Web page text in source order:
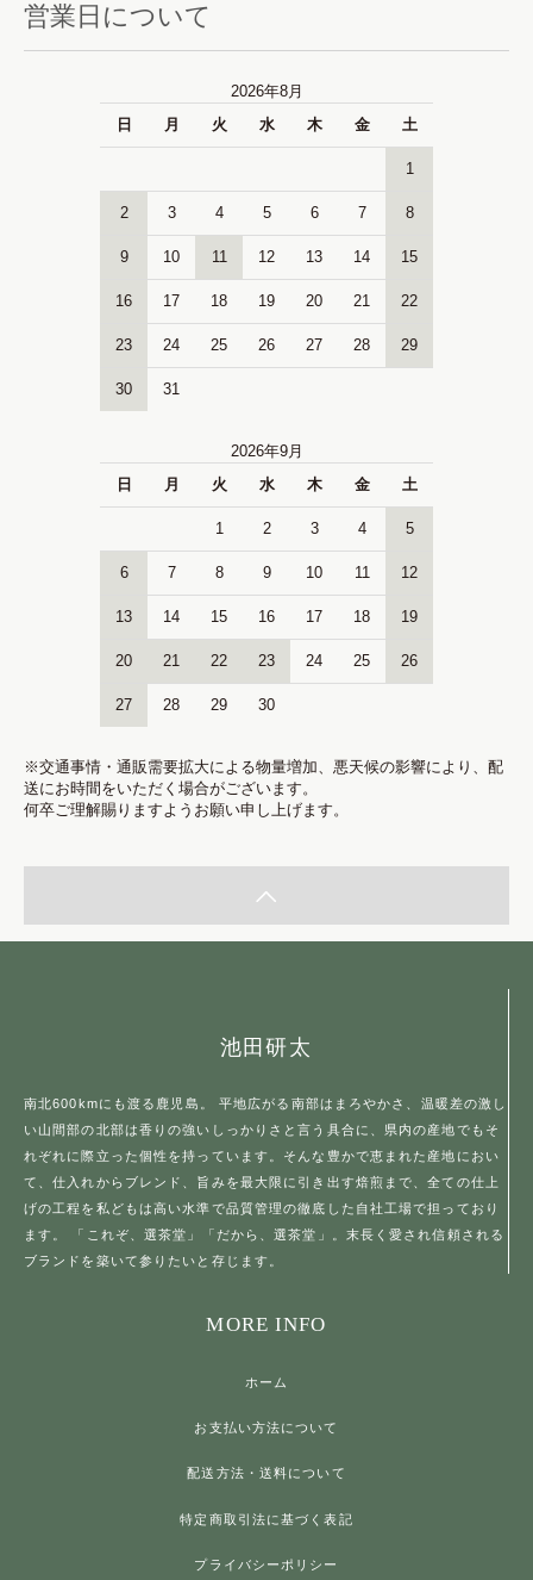
営業日について
2026年8月
日
月 火 水 木 金 土
1
2 3 4 5 6 7 8
9 10 11 12 13 14 15
16 17 18 19 20 21 22
23 24 25 26 27 28 29
30 31
2026年9月
日
月 火 水 木 金 土
1 2 3 4 5
6 7 8 9 10 11 12
13 14 15 16 17 18 19
20 21 22 23 24 25 26
27 28 29 30
※交通事情・通販需要拡大による物量増加、悪天候の影響により、配
送にお時間をいただく場合がございます。
何卒ご理解賜りますようお願い申し上げます。
池田研太
南北600kmにも渡る鹿児島。 平地広がる南部はまろやかさ、温暖差の激し
い山間部の北部は香りの強いしっかりさと言う具合に、県内の産地でもそ
れぞれに際立った個性を持っています。そんな豊かで恵まれた産地におい
て、仕入れからブレンド、旨みを最大限に引き出す焙煎まで、全ての仕上
げの工程を私どもは高い水準で品質管理の徹底した自社工場で担っており
ます。 「これぞ、選茶堂」「だから、選茶堂」。末長く愛され信頼される
ブランドを築いて参りたいと存じます。
MORE INFO
ホーム
お支払い方法について
配送方法・送料について
特定商取引法に基づく表記
プライバシーポリシー